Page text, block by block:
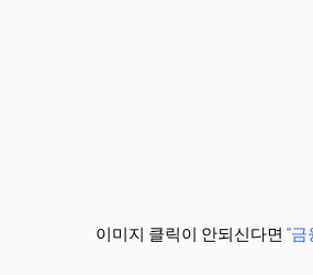
이미지 클릭이 안되신다면 "금